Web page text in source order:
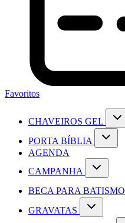
Favoritos
CHAVEIROS GEL
PORTA BÍBLIA
AGENDA
CAMPANHA
BECA PARA BATISMO
GRAVATAS